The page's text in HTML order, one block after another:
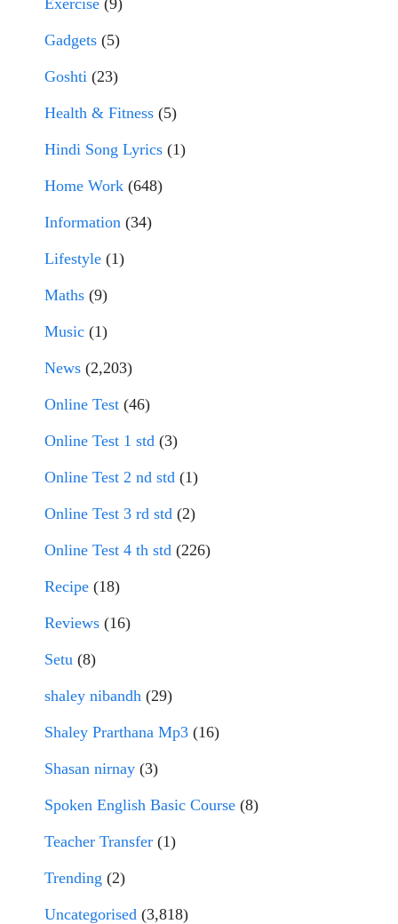
Gadgets (5)
Goshti (23)
Health & Fitness (5)
Hindi Song Lyrics (1)
Home Work (648)
Information (34)
Lifestyle (1)
Maths (9)
Music (1)
News (2,203)
Online Test (46)
Online Test 1 std (3)
Online Test 2 nd std (1)
Online Test 3 rd std (2)
Online Test 4 th std (226)
Recipe (18)
Reviews (16)
Setu (8)
shaley nibandh (29)
Shaley Prarthana Mp3 (16)
Shasan nirnay (3)
Spoken English Basic Course (8)
Teacher Transfer (1)
Trending (2)
Uncategorised (3,818)